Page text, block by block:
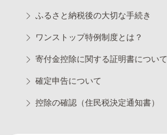
ふるさと納税後の大切な手続き
ワンストップ特例制度とは？
寄付金控除に関する証明書について
確定申告について
控除の確認（住民税決定通知書）